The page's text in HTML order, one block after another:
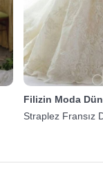
Filizin Moda
Straplez Fransız